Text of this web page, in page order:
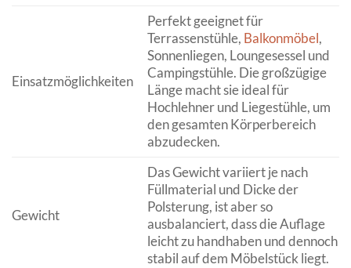
Einsatzmöglichkeiten
Perfekt geeignet für
Terrassenstühle, Balkonmöbel,
Sonnenliegen, Loungesessel und
Campingstühle. Die großzügige
Länge macht sie ideal für
Hochlehner und Liegestühle, um
den gesamten Körperbereich
abzudecken.
Gewicht
Das Gewicht variiert je nach
Füllmaterial und Dicke der
Polsterung, ist aber so
ausbalanciert, dass die Auflage
leicht zu handhaben und dennoch
stabil auf dem Möbelstück liegt.